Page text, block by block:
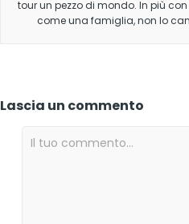
tour un pezzo di mondo. In più
come una famiglia, non lo
Lascia un commento